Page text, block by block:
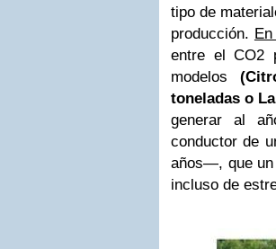
tipo de
producción.
entre el CO2
modelos
toneladas o
generar al
conductor de
años—, que un
incluso de